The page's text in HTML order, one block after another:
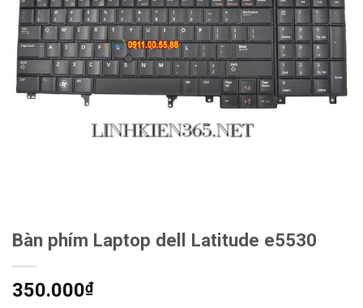
Bàn phím Laptop dell Latitude e5530
350.000₫